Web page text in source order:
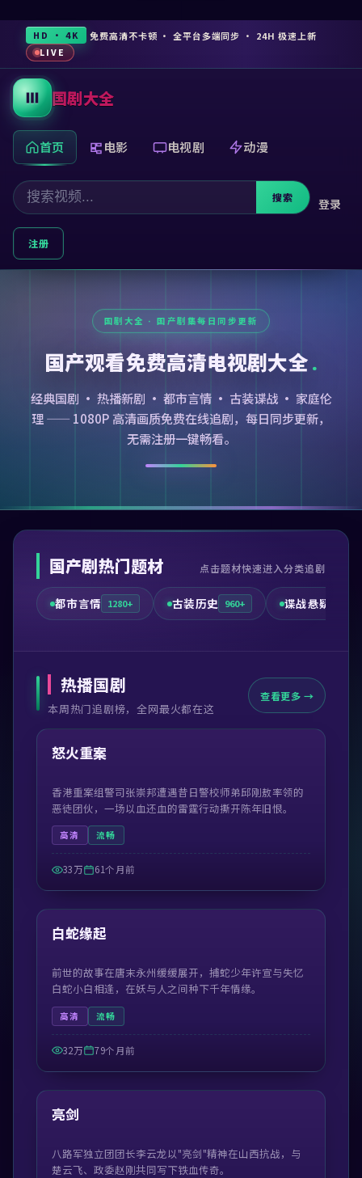
HD · 4K 免费高清不卡顿 · 全平台多端同步 · 24H 极速上新
LIVE
国剧大全
首页 电影 电视剧 动漫
搜索 登录
注册
国产观看免费高清电视剧大全
经典国剧 · 热播新剧 · 都市言情 · 古装谍战 · 家庭伦
理 —— 1080P 高清画质免费在线追剧，每日同步更新，
无需注册一键畅看。
国产剧热门题材 点击题材快速进入分类追剧
都市言情 1280+ 古装历史 960+ 谍战悬疑
热播国剧
本周热门追剧榜，全网最火都在这
查看更多 →
热门
怒火重案
香港重案组警司张崇邦遭遇昔日警校师弟邱刚敖率领的
恶徒团伙，一场以血还血的雷霆行动撕开陈年旧恨。
高清 流畅
33万 61个月前
热门
52:03
白蛇缘起
前世的故事在唐末永州缓缓展开，捕蛇少年许宣与失忆
白蛇小白相逢，在妖与人之间种下千年情缘。
高清 流畅
32万 79个月前
热门
45:09
亮剑
八路军独立团团长李云龙以"亮剑"精神在山西抗战，与
楚云飞、政委赵刚共同写下铁血传奇。